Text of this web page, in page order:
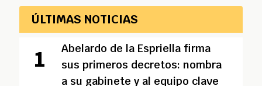
ÚLTIMAS NOTICIAS
Abelardo de la Espriella firma
sus primeros decretos: nombra
a su gabinete y al equipo clave